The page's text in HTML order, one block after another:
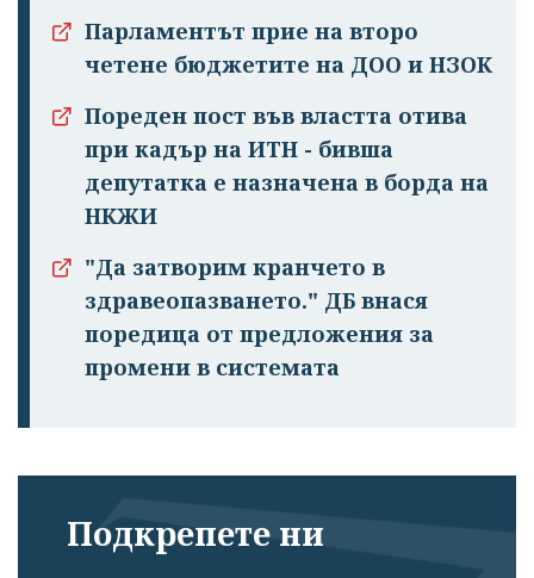
Парламентът прие на второ
четене бюджетите на ДОО и НЗОК
Пореден пост във властта отива
при кадър на ИТН - бивша
депутатка е назначена в борда на
НКЖИ
"Да затворим кранчето в
здравеопазването." ДБ внася
поредица от предложения за
промени в системата
Подкрепете ни